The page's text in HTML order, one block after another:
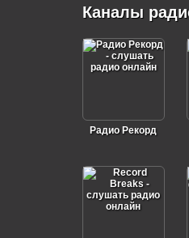
Каналы
Радио Рекорд